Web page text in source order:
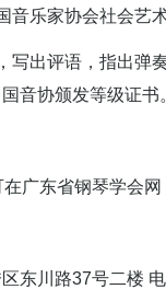
乐家协会社会艺术
出评语，指出弹奏
音协颁发等级证书
东省钢琴学会网
川路37号二楼 电